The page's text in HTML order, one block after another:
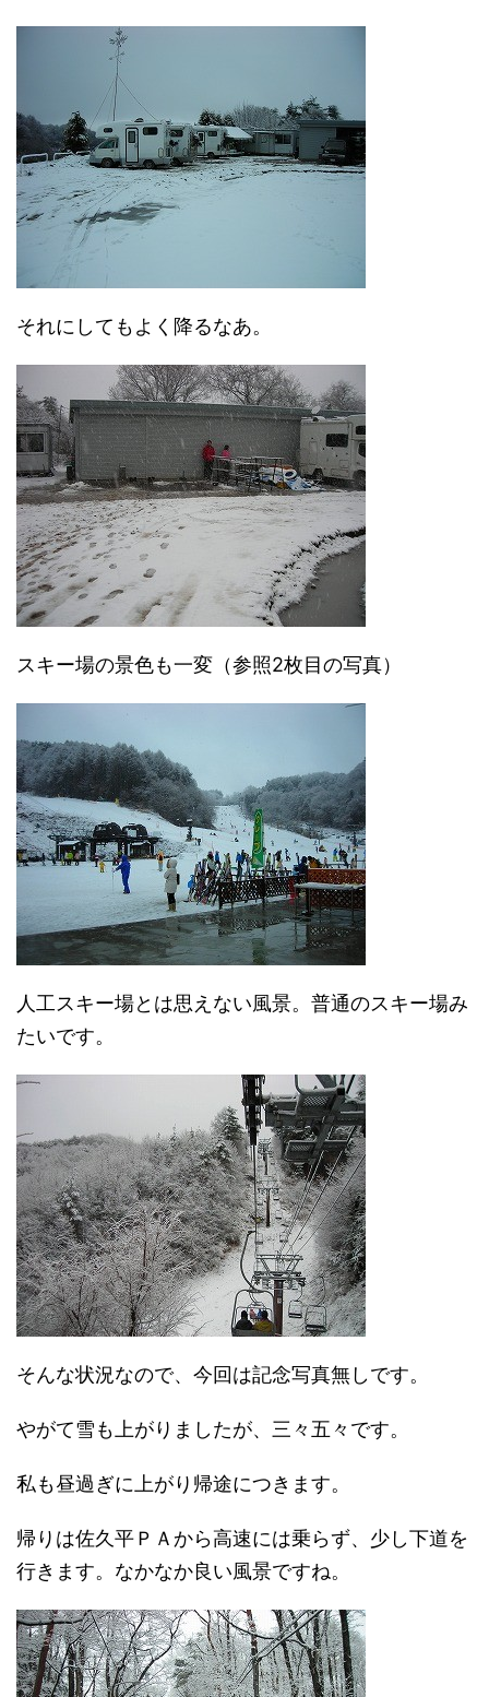
それにしてもよく降るなあ。
スキー場の景色も一変（参照2枚目の写真）
人工スキー場とは思えない風景。普通のスキー場み
たいです。
そんな状況なので、今回は記念写真無しです。
やがて雪も上がりましたが、三々五々です。
私も昼過ぎに上がり帰途につきます。
帰りは佐久平ＰＡから高速には乗らず、少し下道を
行きます。なかなか良い風景ですね。